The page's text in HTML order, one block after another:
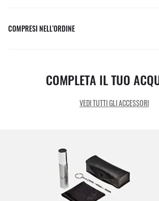
COMPRESI NELL’ORDINE
COMPLETA IL TUO
VEDI TUTTI GLI ACCESSORI